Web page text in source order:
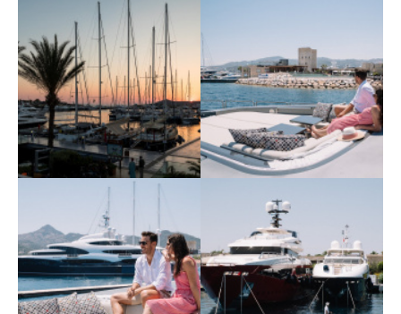
Крупнейшая марина
Средиземноморья
Yalıkavak Marina 15
Крупнейшая марина
Средиземноморья
Yalıkavak Marina 16
Крупнейшая марина
Средиземноморья
Yalıkavak Marina 17
Крупнейшая марина
Средиземноморья
Yalıkavak Marina 18